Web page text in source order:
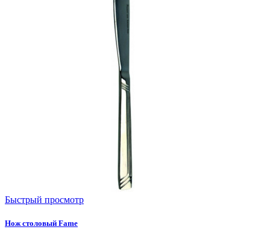
Быстрый просмотр
Нож столовый Fame